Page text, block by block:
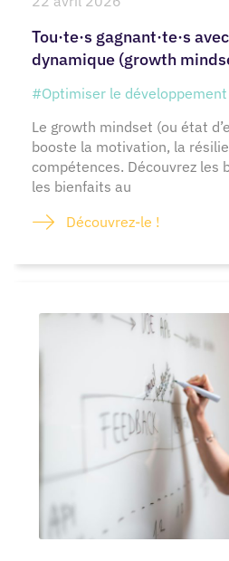
Tou·te·s gagnant·te·s
dynamique (growth
#Optimiser le
Le growth mindset (ou état
booste la motivation, la
compétences. Découvrez les
les bienfaits au
Découvrez-le !